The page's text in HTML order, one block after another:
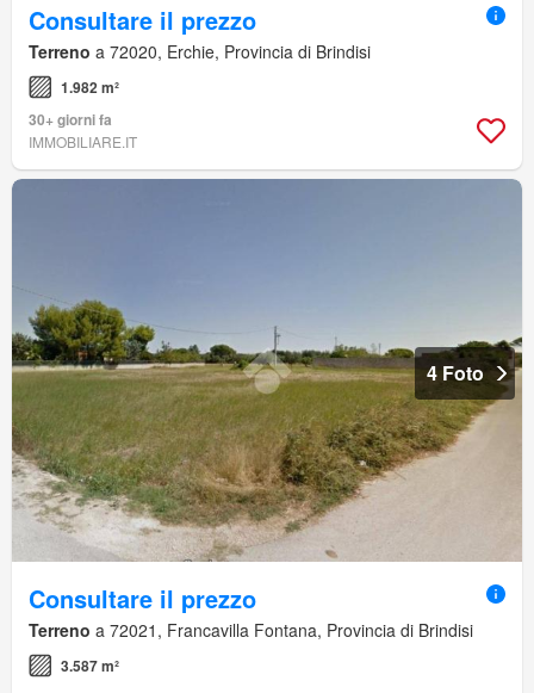
Consultare il prezzo
Terreno a 72020, Erchie, Provincia di Brindisi
1.982 m²
30+ giorni fa
IMMOBILIARE.IT
4 Foto
Consultare il prezzo
Terreno a 72021, Francavilla Fontana, Provincia di Brindisi
3.587 m²